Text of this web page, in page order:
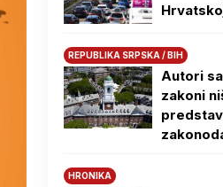
REPUBLIKA SRPSKA / BIH
Autori
zakoni
HRONIKA